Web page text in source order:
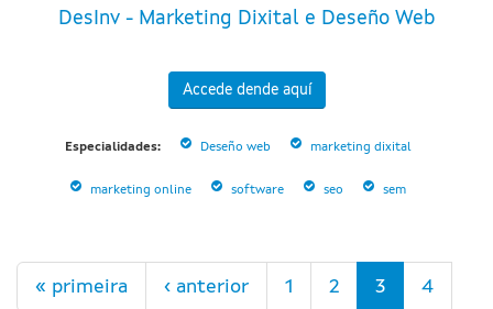
DesInv - Marketing Dixital e Deseño Web
Accede dende aquí
Especialidades: Deseño web marketing dixital
marketing online software seo sem
Páxinas
« primeira ‹ anterior 1 2 3 4